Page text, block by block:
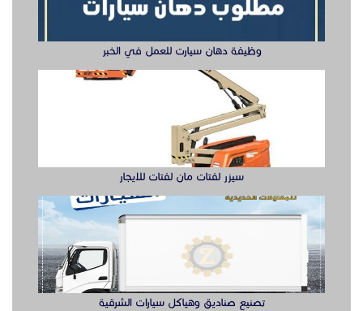
وظيفة دهان سيارت للعمل في الخبر
سيزر لفتات مان لفتات للايجار
تصنيع صناديق وهياكل سيارات الشرقية